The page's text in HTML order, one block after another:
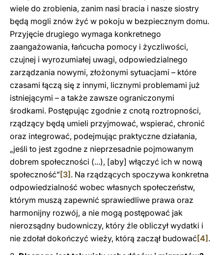
wiele do zrobienia, zanim nasi bracia i nasze siostry
będą mogli znów żyć w pokoju w bezpiecznym domu.
Przyjęcie drugiego wymaga konkretnego
zaangażowania, łańcucha pomocy i życzliwości,
czujnej i wyrozumiałej uwagi, odpowiedzialnego
zarządzania nowymi, złożonymi sytuacjami – które
czasami łączą się z innymi, licznymi problemami już
istniejącymi – a także zawsze ograniczonymi
środkami. Postępując zgodnie z cnotą roztropności,
rządzący będą umieli przyjmować, wspierać, chronić
oraz integrować, podejmując praktyczne działania,
„jeśli to jest zgodne z nieprzesadnie pojmowanym
dobrem społeczności (...), [aby] włączyć ich w nową
społeczność”[3] . Na rządzących spoczywa konkretna
odpowiedzialność wobec własnych społeczeństw,
którym muszą zapewnić sprawiedliwe prawa oraz
harmonijny rozwój, a nie mogą postępować jak
nierozsądny budowniczy, który źle obliczył wydatki i
nie zdołał dokończyć wieży, którą zaczął budować [4] .